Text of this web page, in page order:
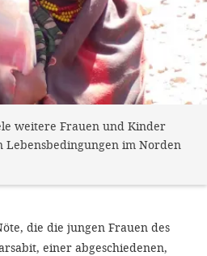
weitere Frauen und Kinder
im Norden
die die jungen Frauen des
einer abgeschiedenen,